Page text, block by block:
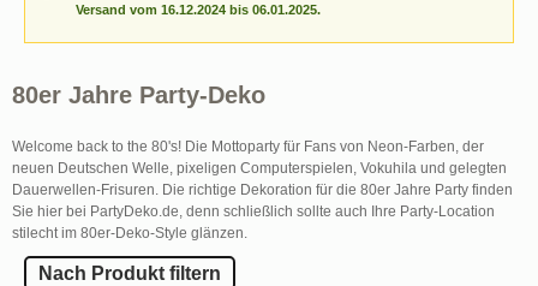
Versand vom 16.12.2024 bis 06.01.2025.
80er Jahre Party-Deko
Welcome back to the 80's! Die Mottoparty für Fans von Neon-Farben, der
neuen Deutschen Welle, pixeligen Computerspielen, Vokuhila und gelegten
Dauerwellen-Frisuren. Die richtige Dekoration für die 80er Jahre Party finden
Sie hier bei PartyDeko.de, denn schließlich sollte auch Ihre Party-Location
stilecht im 80er-Deko-Style glänzen.
Nach Produkt filtern